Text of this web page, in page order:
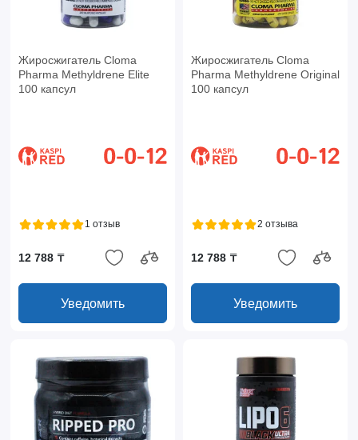
Жиросжигатель Cloma
Pharma Methyldrene Elite
100 капсул
1 отзыв
12 788 ₸
Уведомить
Жиросжигатель Cloma
Pharma Methyldrene Original
100 капсул
2 отзыва
12 788 ₸
Уведомить